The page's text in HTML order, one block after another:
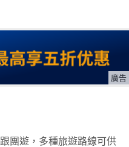
廣告
團遊，多種旅遊路線可供